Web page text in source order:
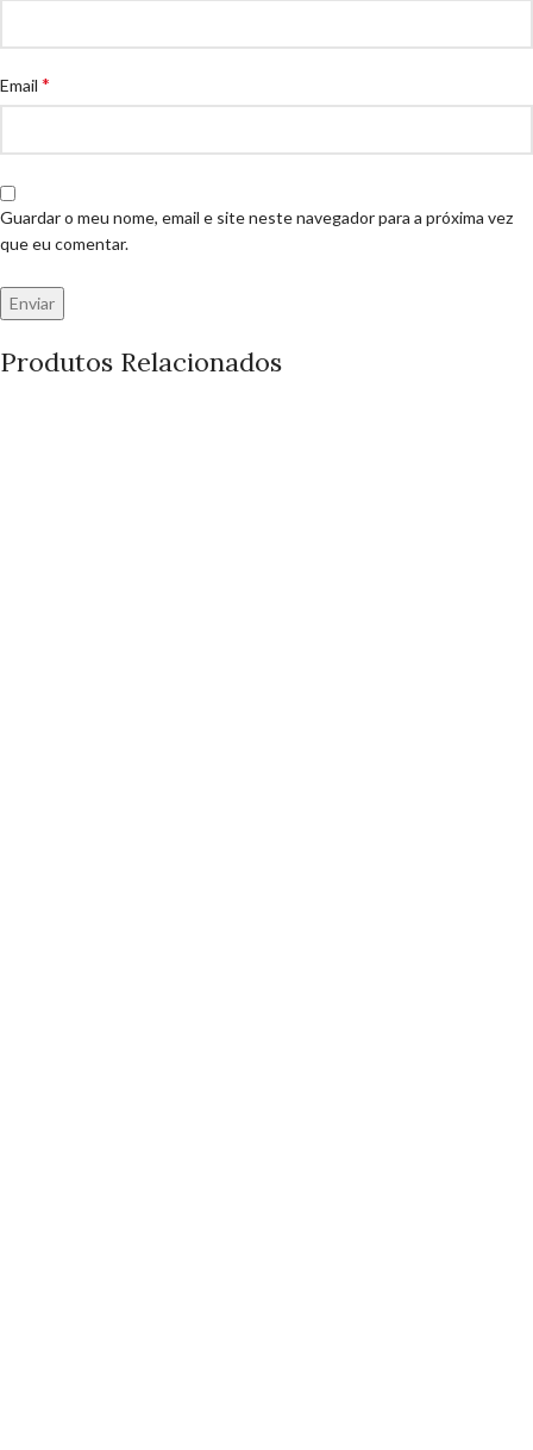
Email *
Guardar o meu nome, email e site neste navegador para a próxima vez
que eu comentar.
Produtos Relacionados